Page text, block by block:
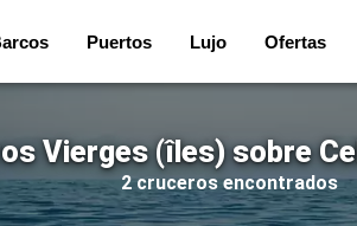
Puertos Lujo Ofertas
Vierges (îles) sobre
2 cruceros encontrados